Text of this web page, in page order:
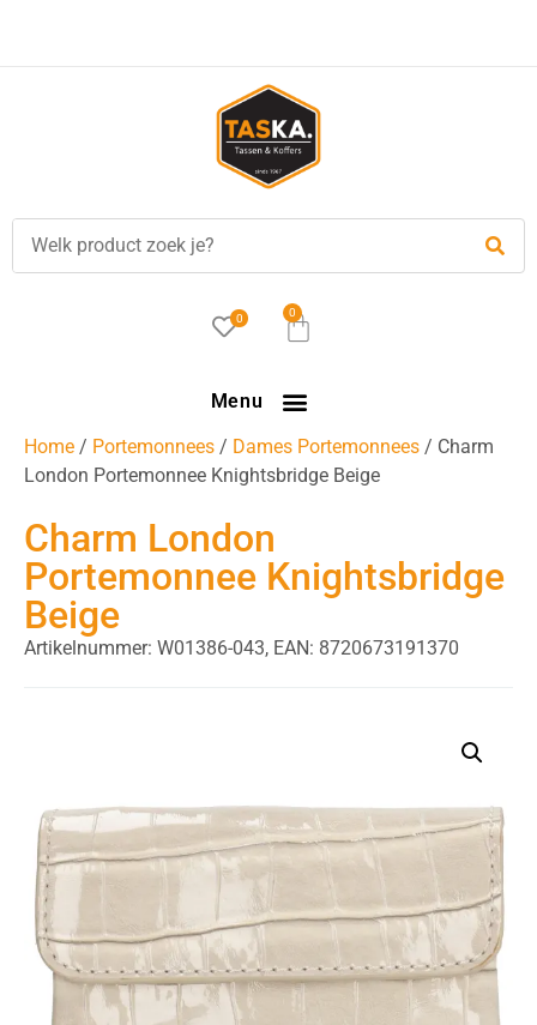
besteld, is vandaag verzonden!
0 0
Menu
Home / Portemonnees / Dames Portemonnees / Charm
London Portemonnee Knightsbridge Beige
Charm London
Portemonnee Knightsbridge
Beige
Artikelnummer: W01386-043, EAN: 8720673191370